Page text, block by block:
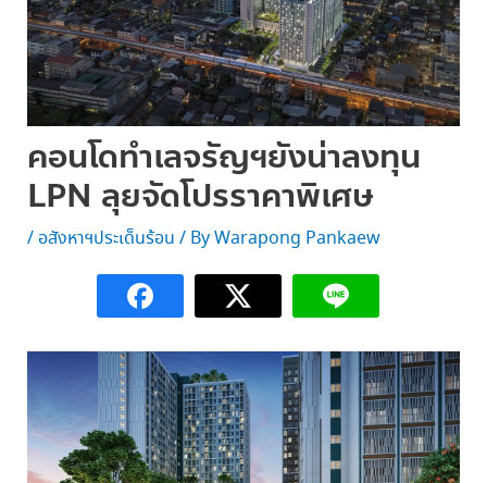
คอนโดทำเลจรัญฯยังน่าลงทุน
LPN ลุยจัดโปรราคาพิเศษ
/ อสังหาฯประเด็นร้อน / ByWarapong Pankaew